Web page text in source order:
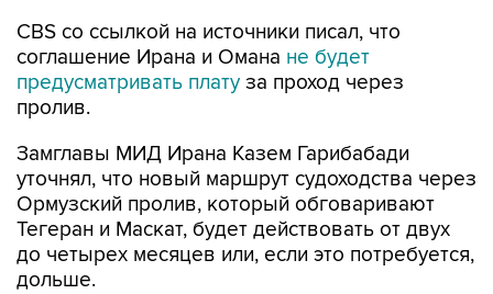
CBS со ссылкой на источники писал, что
соглашение Ирана и Омана не будет
предусматривать плату за проход через
пролив.
Замглавы МИД Ирана Казем Гарибабади
уточнял, что новый маршрут судоходства через
Ормузский пролив, который обговаривают
Тегеран и Маскат, будет действовать от двух
до четырех месяцев или, если это потребуется,
дольше.